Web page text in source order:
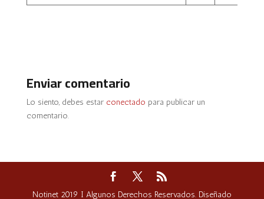
Enviar comentario
Lo siento, debes estar conectado para publicar un
comentario.
Notinet 2019 I Algunos Derechos Reservados. Diseñado